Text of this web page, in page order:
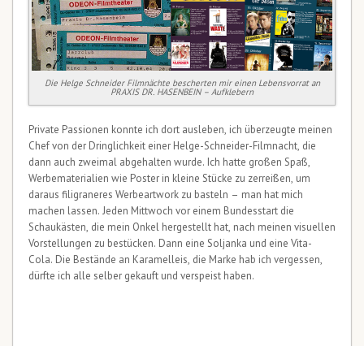
Die Helge Schneider Filmnächte bescherten mir einen Lebensvorrat an
PRAXIS DR. HASENBEIN – Aufklebern
Private Passionen konnte ich dort ausleben, ich überzeugte meinen
Chef von der Dringlichkeit einer Helge-Schneider-Filmnacht, die
dann auch zweimal abgehalten wurde. Ich hatte großen Spaß,
Werbematerialien wie Poster in kleine Stücke zu zerreißen, um
daraus filigraneres Werbeartwork zu basteln – man hat mich
machen lassen. Jeden Mittwoch vor einem Bundesstart die
Schaukästen, die mein Onkel hergestellt hat, nach meinen visuellen
Vorstellungen zu bestücken. Dann eine Soljanka und eine Vita-
Cola. Die Bestände an Karamelleis, die Marke hab ich vergessen,
dürfte ich alle selber gekauft und verspeist haben.